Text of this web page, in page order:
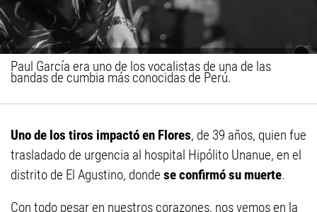
Paul García era uno de los vocalistas de una de las
bandas de cumbia más conocidas de Perú.
Uno de los tiros impactó en Flores, de 39 años, quien fue
trasladado de urgencia al hospital Hipólito Unanue, en el
distrito de El Agustino, donde se confirmó su muerte.
Con todo pesar en nuestros corazones, nos vemos en la